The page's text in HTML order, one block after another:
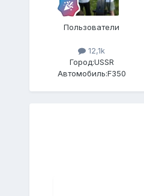
Пользователи
12,1k
Город:USSR
Автомобиль:F350